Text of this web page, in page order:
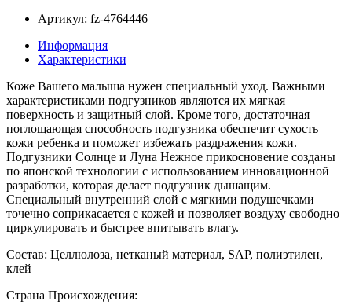
Артикул: fz-4764446
Информация
Характеристики
Коже Вашего малыша нужен специальный уход. Важными
характеристиками подгузников являются их мягкая
поверхность и защитный слой. Кроме того, достаточная
поглощающая способность подгузника обеспечит сухость
кожи ребенка и поможет избежать раздражения кожи.
Подгузники Солнце и Луна Нежное прикосновение созданы
по японской технологии с использованием инновационной
разработки, которая делает подгузник дышащим.
Специальный внутренний слой с мягкими подушечками
точечно соприкасается с кожей и позволяет воздуху свободно
циркулировать и быстрее впитывать влагу.
Состав: Целлюлоза, нетканый материал, SAP, полиэтилен,
клей
Страна Происхождения: